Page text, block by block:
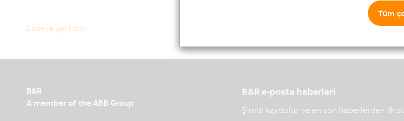
Listeye geri dön
B&R
A member of the ABB Group
B&R e-posta haberleri
Şimdi kaydolun ve en son haberlerden ilk
Tüm